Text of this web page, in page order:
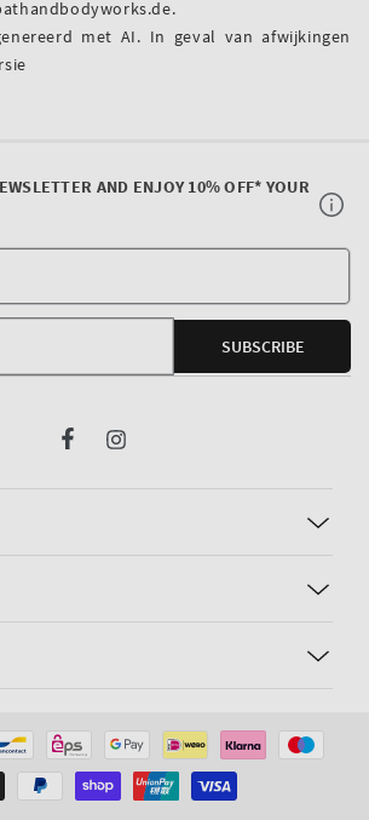
met AI. In geval van afwijkingen
AND ENJOY 10% OFF* YOUR
E-
SUBSCRIBE
FacebookInstagram